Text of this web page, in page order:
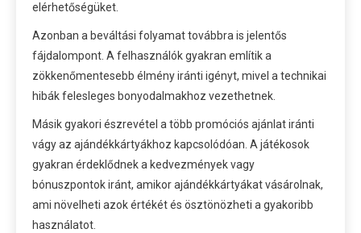
elérhetőségüket.
Azonban a beváltási folyamat továbbra is jelentős
fájdalompont. A felhasználók gyakran említik a
zökkenőmentesebb élmény iránti igényt, mivel a technikai
hibák felesleges bonyodalmakhoz vezethetnek.
Másik gyakori észrevétel a több promóciós ajánlat iránti
vágy az ajándékkártyákhoz kapcsolódóan. A játékosok
gyakran érdeklődnek a kedvezmények vagy
bónuszpontok iránt, amikor ajándékkártyákat vásárolnak,
ami növelheti azok értékét és ösztönözheti a gyakoribb
használatot.